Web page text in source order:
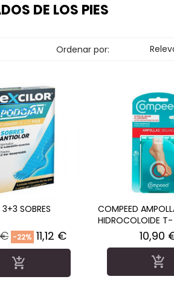
DE LOS PIES
Ordenar por:
-22%
SOBRES
-22% Precio
11,12 €

COMPEED
HIDROCOLOIDE
Precio
10,90
